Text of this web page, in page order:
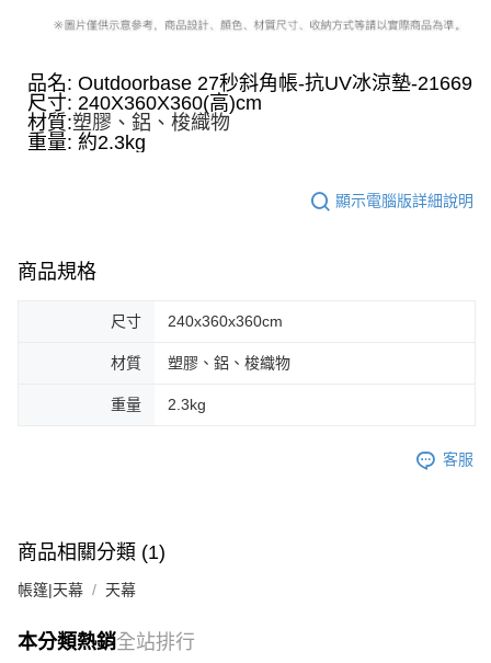
品名: Outdoorbase 27秒斜角帳-抗UV冰涼墊-21669
尺寸: 240X360X360(高)cm
材質:塑膠、鋁、梭織物
重量: 約2.3kg
顯示電腦版詳細說明
商品規格
尺寸 240x360x360cm
材質 塑膠、鋁、梭織物
重量 2.3kg
客服
商品相關分類 (1)
帳篷|天幕 天幕
本分類熱銷全站排行